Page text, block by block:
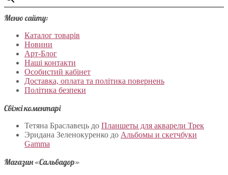
Меню сайту:
Каталог товарів
Новини
Арт-Блог
Наші контакти
Особистий кабінет
Доставка, оплата та політика повернень
Політика безпеки
Свіжі коментарі
Тетяна Браславець до Планшеты для акварели Трек
Эридана Зеленокуренко до Альбомы и скетчбуки
Gamma
Магазин «Сальвадор»